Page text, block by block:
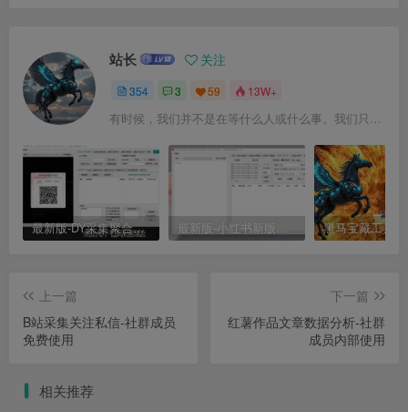
站长 关注
354 3 59 13W+
有时候，我们并不是在等什么人或什么事。我们只是在静待岁月改变自己
最新版-DY采集聚合工具 最新版-小红书新版采集聚合工具
上一篇
B站采集关注私信-社群成员
免费使用
下一篇
红薯作品文章数据分析-社群
成员内部使用
相关推荐